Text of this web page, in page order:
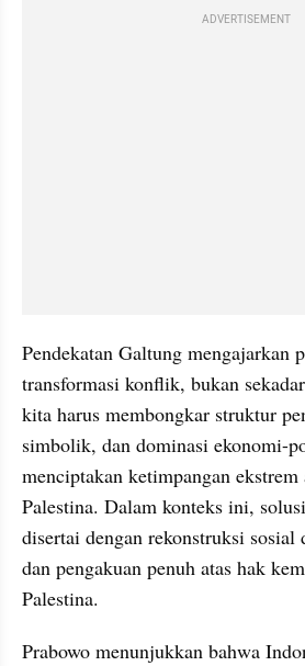
ADVERTISEMENT
Pendekatan Galtung mengajarkan
transformasi konflik, bukan
kita harus membongkar struktur
simbolik, dan dominasi ekonomi-
menciptakan ketimpangan ekstrem
Palestina. Dalam konteks ini,
disertai dengan rekonstruksi sosial
dan pengakuan penuh atas hak
Palestina.
Prabowo menunjukkan bahwa